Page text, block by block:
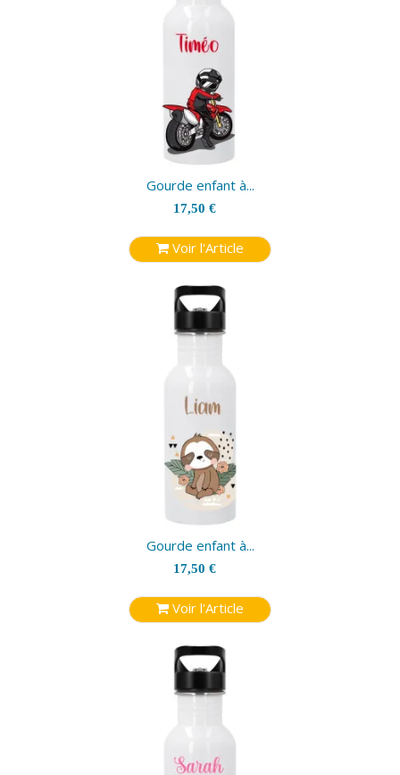
Gourde enfant à...
17,50 €
Voir l'Article
Gourde enfant à...
17,50 €
Voir l'Article